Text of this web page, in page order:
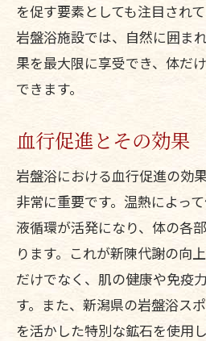
を促す要素としても注目され
岩盤浴施設では、自然に囲ま
果を最大限に享受でき、体だ
できます。
血行促進とその効果
岩盤浴における血行促進の効
非常に重要です。温熱によっ
液循環が活発になり、体の各
ります。これが新陳代謝の向
だけでなく、肌の健康や免疫
す。また、新潟県の岩盤浴ス
を活かした特別な鉱石を使用